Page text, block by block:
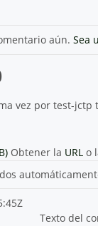
aún. Sea
vez por test-jctp
Obtener la URL o
Texto del